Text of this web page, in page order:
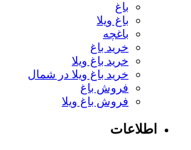
باغ
باغ ویلا
باغچه
خرید باغ
خرید باغ ویلا
خرید باغ ویلا در شمال
فروش باغ
فروش باغ ویلا
اطلاعات